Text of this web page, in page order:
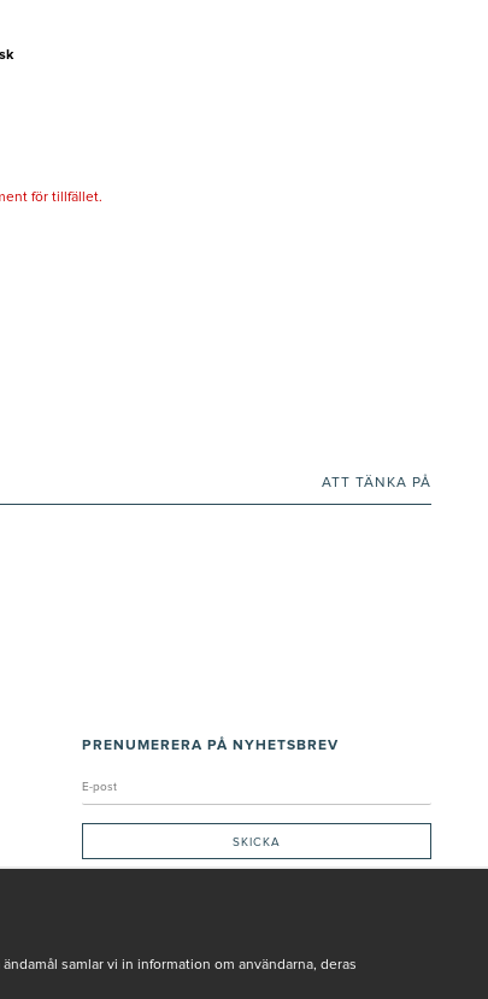
för tillfället.
ATT TÄNKA PÅ
PRENUMERERA PÅ NYHETSBREV
samlar vi in information om användarna, deras